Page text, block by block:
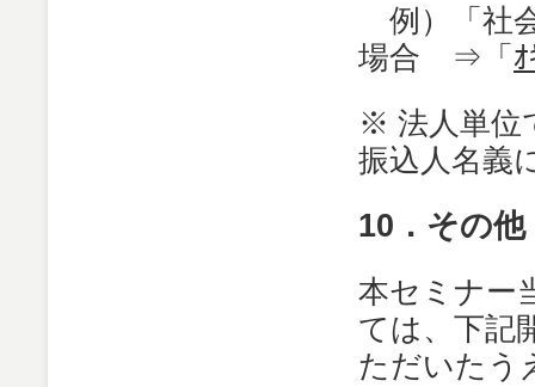
例）「社
場合 ⇒「
※ 法人単位
振込人名義
10．その他
本セミナー
ては、下記
ただいたう